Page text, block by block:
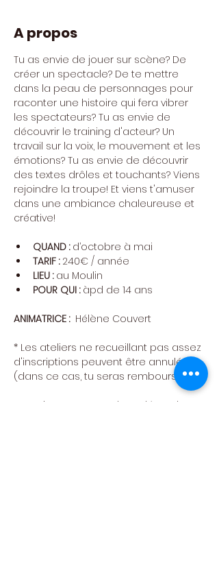
A propos
Tu as envie de jouer sur scène? De
créer un spectacle? De te mettre
dans la peau de personnages pour
raconter une histoire qui fera vibrer
les spectateurs? Tu as envie de
découvrir le training d'acteur? Un
travail sur la voix, le mouvement et les
émotions? Tu as envie de découvrir
des textes drôles et touchants? Viens
rejoindre la troupe! Et viens t'amuser
dans une ambiance chaleureuse et
créative!
QUAND : d’octobre à mai
TARIF : 240€ / année
LIEU : au Moulin
POUR QUI : àpd de 14 ans
ANIMATRICE : Hélène Couvert
​* Les ateliers ne recueillant pas assez
d'inscriptions peuvent être annulés
(dans ce cas, tu seras remboursé)
Attention : pas cours le 15 décembre